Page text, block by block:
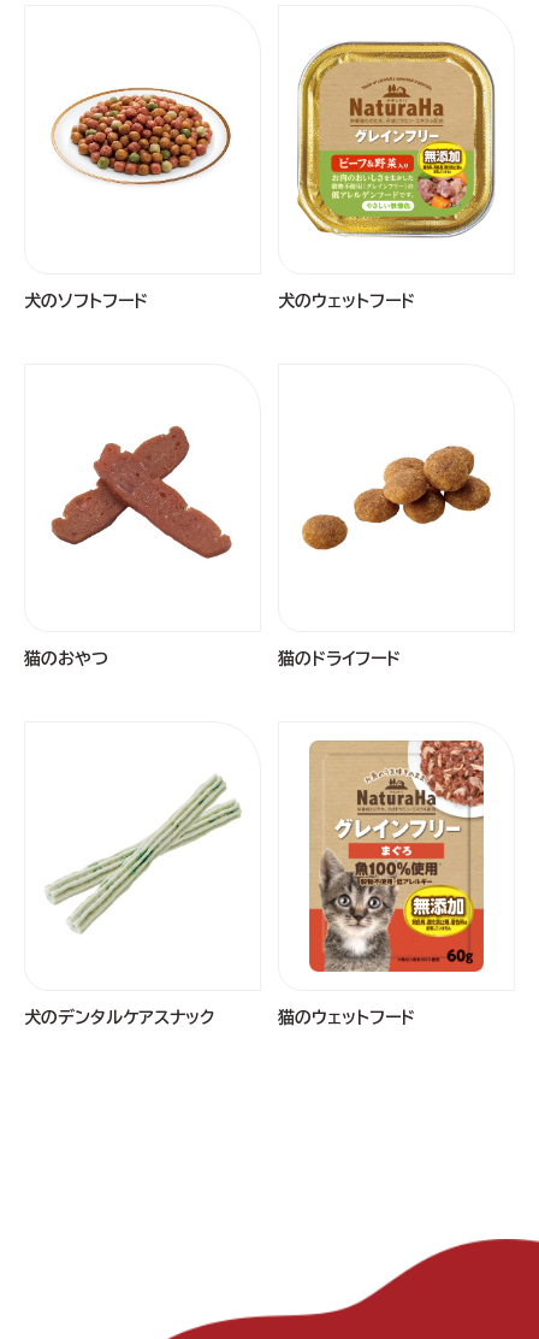
犬のソフトフード 犬のウェットフード
猫のおやつ 猫のドライフード
犬のデンタルケアスナック 猫のウェットフード